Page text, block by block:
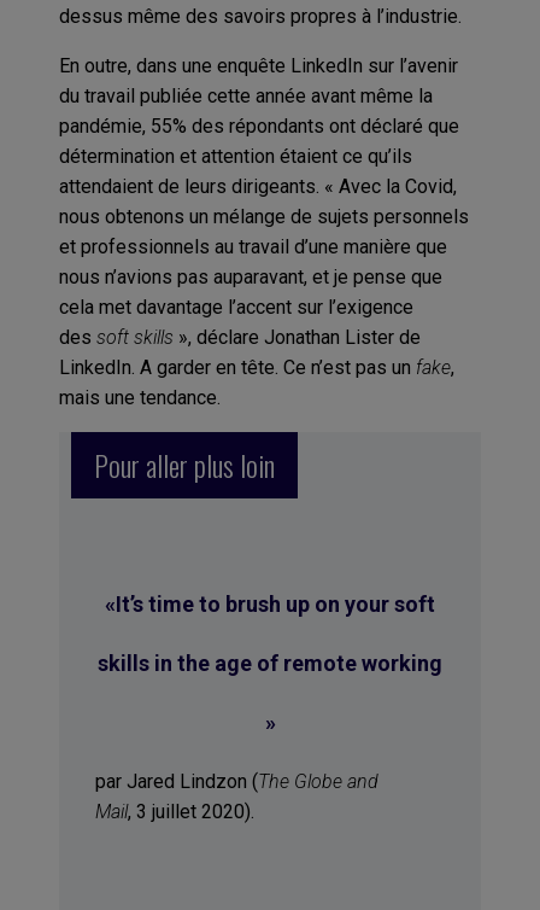
dessus même des savoirs propres à l’industrie.
En outre, dans une enquête LinkedIn sur l’avenir
du travail publiée cette année avant même la
pandémie, 55% des répondants ont déclaré que
détermination et attention étaient ce qu’ils
attendaient de leurs dirigeants. « Avec la Covid,
nous obtenons un mélange de sujets personnels
et professionnels au travail d’une manière que
nous n’avions pas auparavant, et je pense que
cela met davantage l’accent sur l’exigence
des soft skills », déclare Jonathan Lister de
LinkedIn. A garder en tête. Ce n’est pas un fake,
mais une tendance.
Pour aller plus loin
«It’s time to brush up on your soft
skills in the age of remote working
»
par Jared Lindzon (The Globe and
Mail, 3 juillet 2020).